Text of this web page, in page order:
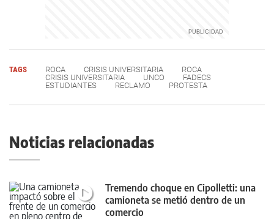
TAGS ROCA CRISIS UNIVERSITARIA
ROCA
CRISIS UNIVERSITARIA
UNCO
FADECS
ESTUDIANTES
RECLAMO PROTESTA
Noticias relacionadas
Tremendo choque en Cipolletti: una
camioneta se metió dentro de un
comercio